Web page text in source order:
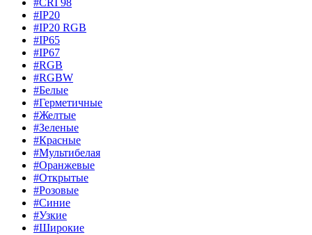
#CRI 98
#IP20
#IP20 RGB
#IP65
#IP67
#RGB
#RGBW
#Белые
#Герметичные
#Желтые
#Зеленые
#Красные
#Мультибелая
#Оранжевые
#Открытые
#Розовые
#Синие
#Узкие
#Широкие